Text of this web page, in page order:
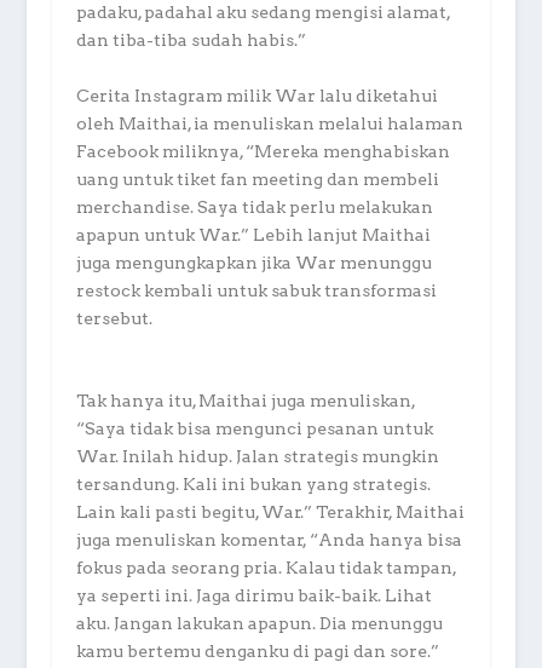
padaku, padahal aku sedang mengisi alamat,
dan tiba-tiba sudah habis.”
Cerita Instagram milik War lalu diketahui
oleh Maithai, ia menuliskan melalui halaman
Facebook miliknya, “Mereka menghabiskan
uang untuk tiket fan meeting dan membeli
merchandise. Saya tidak perlu melakukan
apapun untuk War.” Lebih lanjut Maithai
juga mengungkapkan jika War menunggu
restock kembali untuk sabuk transformasi
tersebut.
Tak hanya itu, Maithai juga menuliskan,
“Saya tidak bisa mengunci pesanan untuk
War. Inilah hidup. Jalan strategis mungkin
tersandung. Kali ini bukan yang strategis.
Lain kali pasti begitu, War.” Terakhir, Maithai
juga menuliskan komentar, “Anda hanya bisa
fokus pada seorang pria. Kalau tidak tampan,
ya seperti ini. Jaga dirimu baik-baik. Lihat
aku. Jangan lakukan apapun. Dia menunggu
kamu bertemu denganku di pagi dan sore.”